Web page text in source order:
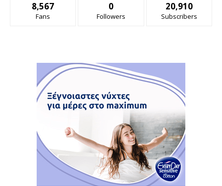
8,567
Fans
0
Followers
20,910
Subscribers